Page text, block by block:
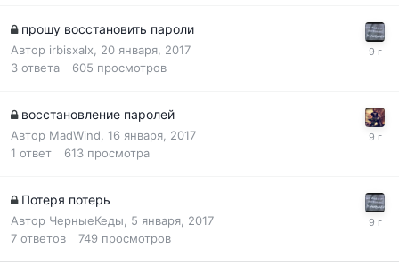
прошу восстановить пароли
Автор irbisxalx
20 января, 2017
3 ответа 605 просмотров
восстановление паролей
Автор MadWind 16 января, 2017
1 ответ 613 просмотра
Потеря потерь
Автор ЧерныеКеды
5 января, 2017
7 ответов 749 просмотров